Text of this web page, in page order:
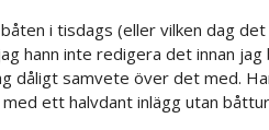
i tisdags (eller vilken dag
hann inte redigera det innan
dåligt samvete över det med.
ett halvdant inlägg utan